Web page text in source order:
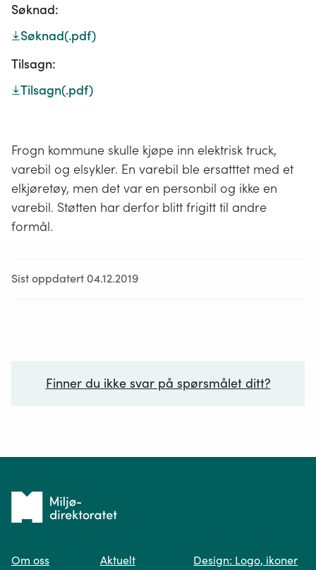
Søknad:
Søknad(.pdf)
Tilsagn:
Tilsagn(.pdf)
Frogn kommune skulle kjøpe inn elektrisk truck,
varebil og elsykler. En varebil ble ersatttet med et
elkjøretøy, men det var en personbil og ikke en
varebil. Støtten har derfor blitt frigitt til andre
formål.
Sist oppdatert 04.12.2019
Finner du ikke svar på spørsmålet ditt?
Tilbake
forsiden
Om oss Aktuelt Design: Logo, ikoner